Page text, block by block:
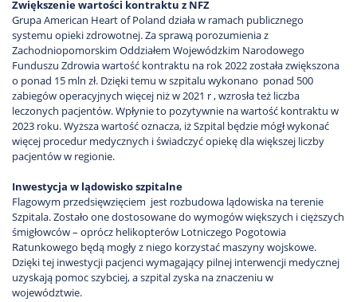
Zwiększenie wartości kontraktu z NFZ
Grupa American Heart of Poland działa w ramach publicznego
systemu opieki zdrowotnej. Za sprawą porozumienia z
Zachodniopomorskim Oddziałem Wojewódzkim Narodowego
Funduszu Zdrowia wartość kontraktu na rok 2022 została zwiększona
o ponad 15 mln zł. Dzięki temu w szpitalu wykonano ponad 500
zabiegów operacyjnych więcej niż w 2021 r , wzrosła też liczba
leczonych pacjentów. Wpłynie to pozytywnie na wartość kontraktu w
2023 roku. Wyższa wartość oznacza, iż Szpital będzie mógł wykonać
więcej procedur medycznych i świadczyć opiekę dla większej liczby
pacjentów w regionie.
Inwestycja w lądowisko szpitalne
Flagowym przedsięwzięciem jest rozbudowa lądowiska na terenie
Szpitala. Zostało one dostosowane do wymogów większych i cięższych
śmigłowców – oprócz helikopterów Lotniczego Pogotowia
Ratunkowego będą mogły z niego korzystać maszyny wojskowe.
Dzięki tej inwestycji pacjenci wymagający pilnej interwencji medycznej
uzyskają pomoc szybciej, a szpital zyska na znaczeniu w
województwie.